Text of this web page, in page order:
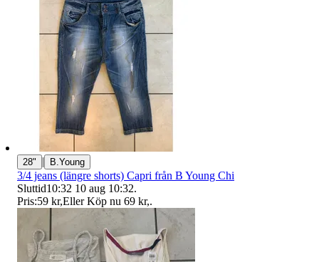
28" | B.Young
3/4 jeans (längre shorts) Capri från B Young Chi
Sluttid10:32 10 aug 10:32.
Pris:59 kr,Eller Köp nu 69 kr,.